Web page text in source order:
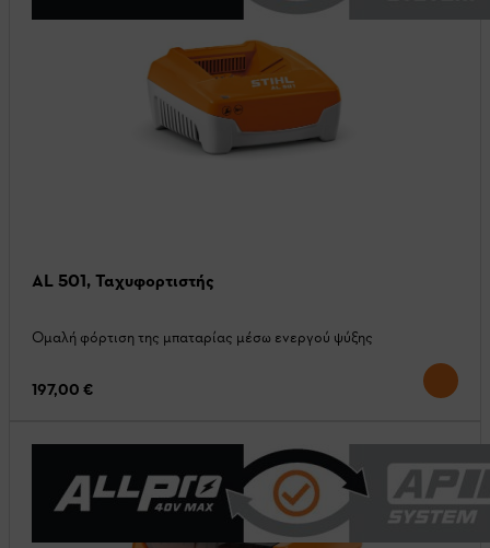
AL 501, Ταχυφορτιστής
Ομαλή φόρτιση της μπαταρίας μέσω ενεργού ψύξης
197,00 €